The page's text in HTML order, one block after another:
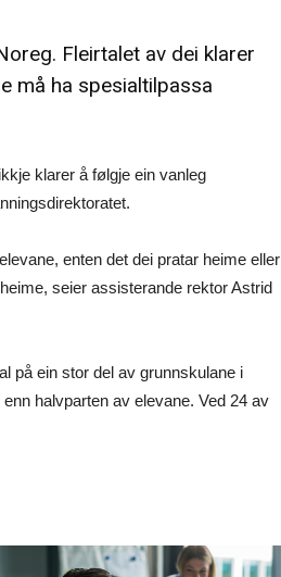
Fleirtalet av dei klarer
må ha spesialtilpassa
klarer å følgje ein vanleg
enten det dei pratar heime eller
seier assisterande rektor Astrid
på ein stor del av grunnskulane i
halvparten av elevane. Ved 24 av